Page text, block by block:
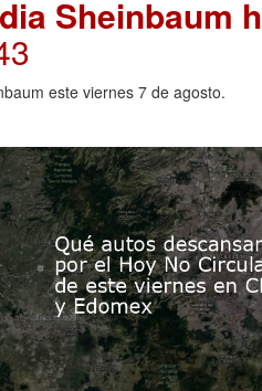
Sheinbaum
este viernes 7 de agosto.